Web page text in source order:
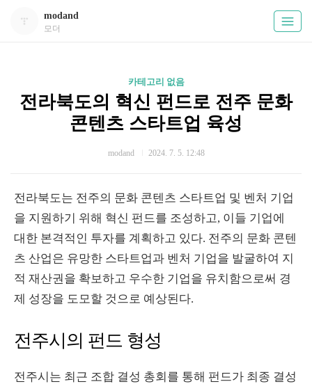
modand
모더
카테고리 없음
전라북도의 혁신 펀드로 전주 문화
콘텐츠 스타트업 육성
modand 2024. 7. 5. 12:48
전라북도는 전주의 문화 콘텐츠 스타트업 및 벤처 기업
을 지원하기 위해 혁신 펀드를 조성하고, 이들 기업에
대한 본격적인 투자를 계획하고 있다. 전주의 문화 콘텐
츠 산업은 유망한 스타트업과 벤처 기업을 발굴하여 지
적 재산권을 확보하고 우수한 기업을 유치함으로써 경
제 성장을 도모할 것으로 예상된다.
전주시의 펀드 형성
전주시는 최근 조합 결성 총회를 통해 펀드가 최종 결성